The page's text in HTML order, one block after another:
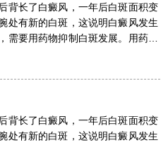
背长了白癜风，一年后白斑面积变
处有新的白斑，这说明白癜风发生
需要用药物抑制白斑发展。用药物
情请看文章介绍内容。
背长了白癜风，一年后白斑面积变
处有新的白斑，这说明白癜风发生